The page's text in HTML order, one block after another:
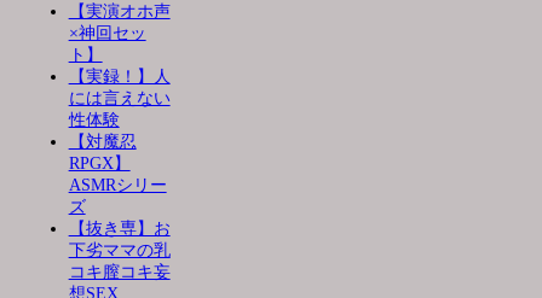
【実演オホ声
×神回セッ
ト】
【実録！】人
には言えない
性体験
【対魔忍
RPGX】
ASMRシリー
ズ
【抜き専】お
下劣ママの乳
コキ膣コキ妄
想SEX